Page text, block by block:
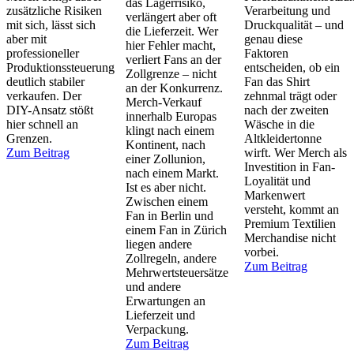
zusätzliche Risiken
mit sich, lässt sich
aber mit
professioneller
Produktionssteuerung
deutlich stabiler
verkaufen. Der
DIY-Ansatz stößt
hier schnell an
Grenzen.
Zum Beitrag
verlängert aber oft
die Lieferzeit. Wer
hier Fehler macht,
verliert Fans an der
Zollgrenze – nicht
an der Konkurrenz.
Merch-Verkauf
innerhalb Europas
klingt nach einem
Kontinent, nach
einer Zollunion,
nach einem Markt.
Ist es aber nicht.
Zwischen einem
Fan in Berlin und
einem Fan in Zürich
liegen andere
Zollregeln, andere
Mehrwertsteuersätze
und andere
Erwartungen an
Lieferzeit und
Verpackung.
Zum Beitrag
Verarbeitung und
Druckqualität – und
genau diese
Faktoren
entscheiden, ob ein
Fan das Shirt
zehnmal trägt oder
nach der zweiten
Wäsche in die
Altkleidertonne
wirft. Wer Merch als
Investition in Fan-
Loyalität und
Markenwert
versteht, kommt an
Premium Textilien
Merchandise nicht
vorbei.
Zum Beitrag